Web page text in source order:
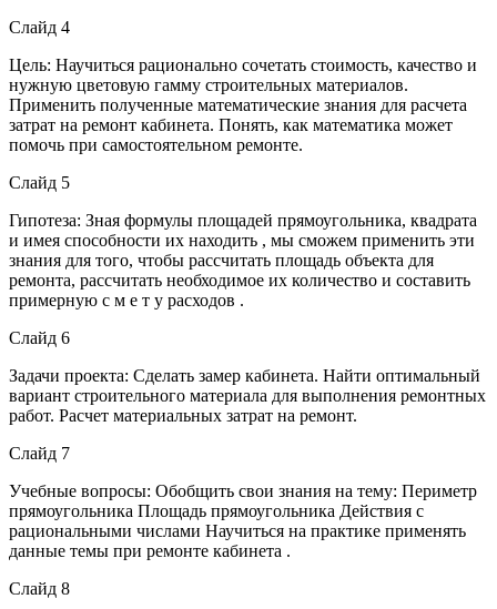
Слайд 4
Цель: Научиться рационально сочетать стоимость, качество и
нужную цветовую гамму строительных материалов.
Применить полученные математические знания для расчета
затрат на ремонт кабинета. Понять, как математика может
помочь при самостоятельном ремонте.
Слайд 5
Гипотеза: Зная формулы площадей прямоугольника, квадрата
и имея способности их находить , мы сможем применить эти
знания для того, чтобы рассчитать площадь объекта для
ремонта, рассчитать необходимое их количество и составить
примерную с м е т у расходов .
Слайд 6
Задачи проекта: Сделать замер кабинета. Найти оптимальный
вариант строительного материала для выполнения ремонтных
работ. Расчет материальных затрат на ремонт.
Слайд 7
Учебные вопросы: Обобщить свои знания на тему: Периметр
прямоугольника Площадь прямоугольника Действия с
рациональными числами Научиться на практике применять
данные темы при ремонте кабинета .
Слайд 8